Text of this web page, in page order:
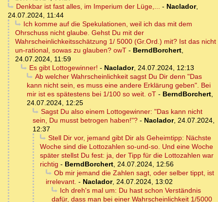
Denkbar ist fast alles, im Imperium der Lüge,... - Naclador,
24.07.2024, 11:44
Ich komme auf die Spekulationen, weil ich das mit dem
Ohrschuss nicht glaube. Gehst Du mit der
Wahrscheinlichkeitsschätzung 1/ 5000 (Gr.Ord.) mit? Ist das nicht
un-rational, sowas zu glauben? owT - BerndBorchert,
24.07.2024, 11:59
Es gibt Lottogewinner! - Naclador, 24.07.2024, 12:13
Ab welcher Wahrscheinlichkeit sagst Du Dir denn "Das
kann nicht sein, es muss eine andere Erklärung geben". Bei
mir ist es spätestens bei 1/100 so weit. oT - BerndBorchert,
24.07.2024, 12:25
Sagst Du also einem Lottogewinner: "Das kann nicht
sein, Du musst betrogen haben!"? - Naclador, 24.07.2024,
12:37
Stell Dir vor, jemand gibt Dir als Geheimtipp: Nächste
Woche sind die Lottozahlen so-und-so. Und eine Woche
später stellst Du fest: ja, der Tipp für die Lottozahlen war
richtig - BerndBorchert, 24.07.2024, 12:56
Ob mir jemand die Zahlen sagt, oder selber tippt, ist
irrelevant. - Naclador, 24.07.2024, 13:02
Ich dreh's mal um: Du hast schon Verständnis
dafür, dass man bei einer Wahrscheinlichkeit 1/5000